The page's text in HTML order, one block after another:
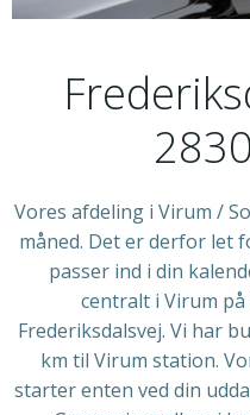
Vores afdeling i Virum /
måned. Det er derfor let
passer ind i din
centralt i Virum
Frederiksdalsvej. Vi har
km til Virum station.
starter enten ved din